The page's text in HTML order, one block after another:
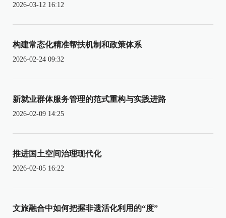
2026-03-12 16:12
构建常态化精准帮扶机制和政策体系
2026-02-24 09:32
新就业群体服务管理的范式重构与实践进路
2026-02-09 14:25
推进国土空间治理现代化
2026-02-05 16:22
文旅融合中如何把握非遗活化利用的“度”